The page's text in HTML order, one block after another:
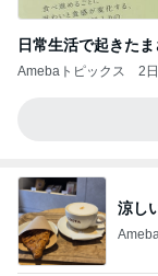
日常生活で起きた
Amebaトピックス 2
涼し